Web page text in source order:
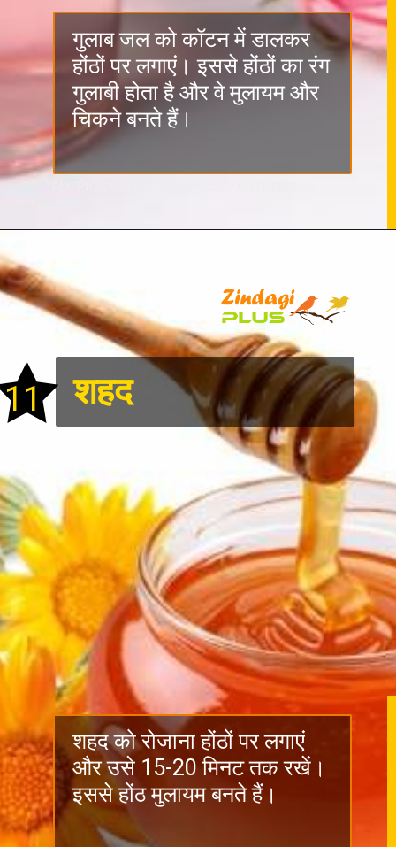
गुलाब जल को कॉटन में डालकर
होंठों पर लगाएं। इससे होंठों का रंग
गुलाबी होता है और वे मुलायम और
चिकने बनते हैं।
शहद को रोजाना होंठों पर लगाएं
और उसे 15-20 मिनट तक रखें।
इससे होंठ मुलायम बनते हैं।
11 शहद